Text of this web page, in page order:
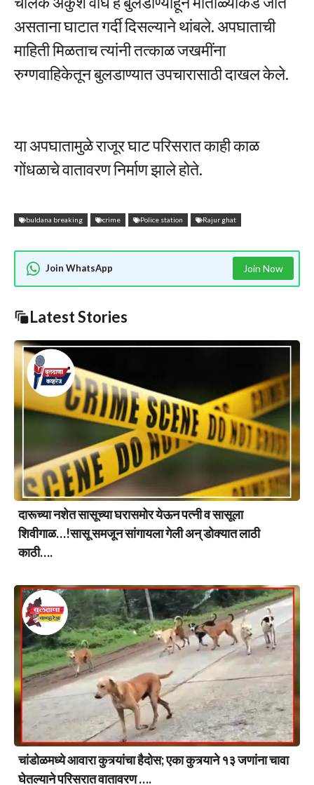
असताना घाटात गर्दी दिसल्याने थांबले. अपघाताची
माहिती मिळताच त्यांनी तत्काळ जखमींना
रुग्णवाहिकेतून बुलडाण्यात उपचारासाठी दाखल केले.
या अपघातामुळे राजूर घाट परिसरात काही काळ
गोंधळाचे वातावरण निर्माण झाले होते.
buldana breaking crime Police station Rajur ghat
Join WhatsApp Join Now
Latest Stories
दारूच्या नशेत सासूच्या घरासमोर येऊन पत्नी व सासूला
शिवीगाळ…!सासू समजून सांगायला गेली अन् डोक्यात लाठी
काठी….
चांडोळमध्ये आवारा कुत्र्यांचा हैदोस; एका कुत्र्याने १३ जणांना चावा
घेतल्याने परिसरात वातावरण ….